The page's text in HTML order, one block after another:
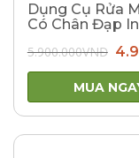
Dụng Cụ Rửa
Có Chân Đạp
5.900.000VNĐ Giá
gốc
là:
MUA